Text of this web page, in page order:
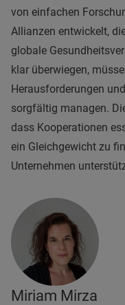
von einfachen
Allianzen entwickelt,
globale
klar überwiegen,
Herausforderungen
sorgfältig managen.
dass Kooperationen
ein Gleichgewicht zu
Unternehmen
Miriam Mirza